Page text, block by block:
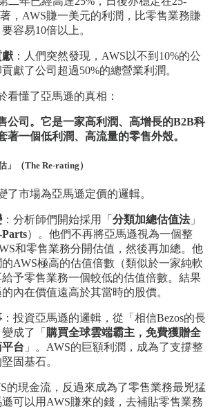
，AWS賺一美元的利潤，比零售業務賺
容易10倍以上。
獻 ：人們突然發現，AWS以不到10%的公
獻了公司超過50%的總營業利潤。
看懂了亞馬遜的真相：
公司。它是一家高利潤、高增長的B2B科
著一個低利潤、高流量的零售外殼。
」（The Re-rating）
了市場為亞馬遜定價的邏輯。
：分析師們開始採用「 分類加總估值法」
Parts）。他們不再將亞馬遜視為一個整
和零售業務分開估值，然後再加總。他
AWS極高的估值倍數（類似於一家純軟
予零售業務一個較低的估值倍數。結果
內在價值遠高於其當時的股價。
：投資亞馬遜的邏輯，從「相信Bezos的長
成了「 購買全球雲端霸主，免費獲贈全
台 」。AWS的巨額利潤，成為了支撐整
固基石。
的現金流，反過來成為了零售業務最兇猛
可以用AWS賺來的錢，去補貼零售業務